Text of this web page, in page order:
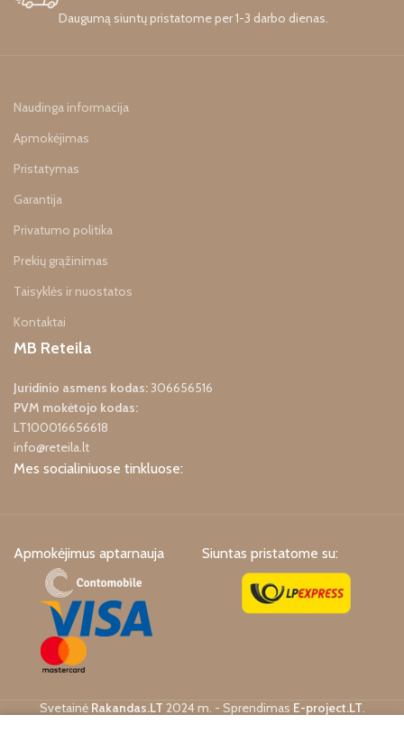
Daugumą siuntų pristatome per 1-3 darbo dienas.
Naudinga informacija
Apmokėjimas
Pristatymas
Garantija
Privatumo politika
Prekių grąžinimas
Taisyklės ir nuostatos
Kontaktai
MB Reteila
Juridinio asmens kodas:306656516
PVM mokėtojo kodas:
LT100016656618
info@reteila.lt
Mes socialiniuose tinkluose:
Apmokėjimus aptarnauja Siuntas pristatome su:
Svetainė Rakandas.LT 2024 m. - Sprendimas E-project.LT.